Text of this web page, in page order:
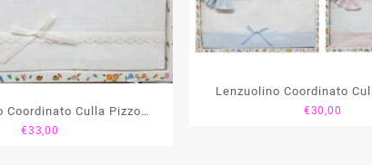
Coordinato Culla Pizzo
Sangallo
€33,00
Lenzuolino Coordinato
€30,00